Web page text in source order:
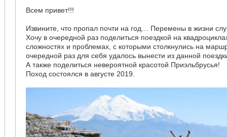
Всем привет!!!
Извините, что пропал почти на год… Перемены в жизни
Хочу в очередной раз поделиться поездкой на
сложностях и проблемах, с которыми столкнулись на
очередной раз для себя удалось вынести из данной
А также поделиться невероятной красотой Приэльбрусья!
Поход состоялся в августе 2019.